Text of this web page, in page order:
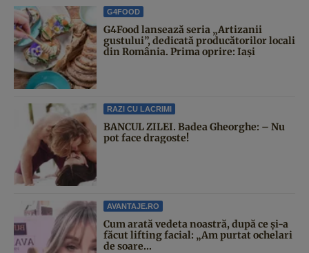
G4FOOD
G4Food lansează seria „Artizanii
gustului”, dedicată producătorilor locali
din România. Prima oprire: Iași
RAZI CU LACRIMI
BANCUL ZILEI. Badea Gheorghe: – Nu
pot face dragoste!
AVANTAJE.RO
Cum arată vedeta noastră, după ce și-a
făcut lifting facial: „Am purtat ochelari
de soare...